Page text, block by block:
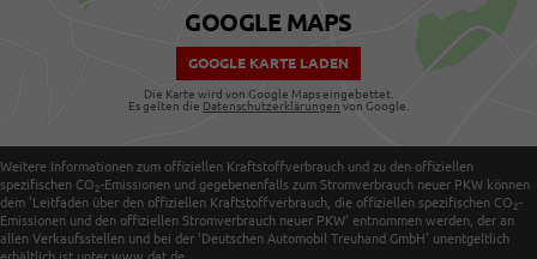
GOOGLE MAPS
GOOGLE KARTE LADEN
Die Karte wird von Google Maps eingebettet.
Es gelten die Datenschutzerklärungen von Google.
Weitere Informationen zum offiziellen Kraftstoffverbrauch und zu den offiziellen
spezifischen CO 2-Emissionen und gegebenenfalls zum Stromverbrauch neuer PKW können
dem 'Leitfaden über den offiziellen Kraftstoffverbrauch, die offiziellen spezifischen CO 2-
Emissionen und den offiziellen Stromverbrauch neuer PKW' entnommen werden, der an
allen Verkaufsstellen und bei der 'Deutschen Automobil Treuhand GmbH' unentgeltlich